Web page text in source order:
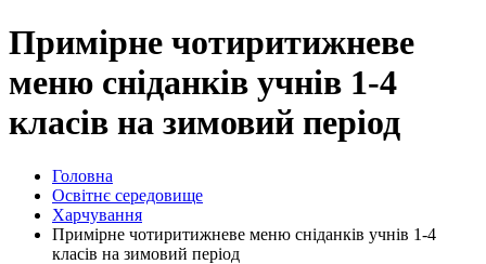
Примірне чотиритижневе
меню сніданків учнів 1-4
класів на зимовий період
Головна
Освітнє середовище
Харчування
Примірне чотиритижневе меню сніданків учнів 1-4
класів на зимовий період